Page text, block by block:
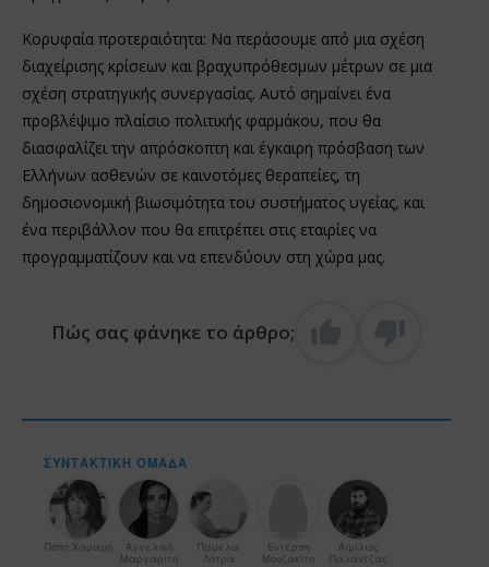
Κορυφαία προτεραιότητα: Να περάσουμε από μια σχέση
διαχείρισης κρίσεων και βραχυπρόθεσμων μέτρων σε μια
σχέση στρατηγικής συνεργασίας. Αυτό σημαίνει ένα
προβλέψιμο πλαίσιο πολιτικής φαρμάκου, που θα
διασφαλίζει την απρόσκοπτη και έγκαιρη πρόσβαση των
Ελλήνων ασθενών σε καινοτόμες θεραπείες, τη
δημοσιονομική βιωσιμότητα του συστήματος υγείας, και
ένα περιβάλλον που θα επιτρέπει στις εταιρίες να
προγραμματίζουν και να επενδύουν στη χώρα μας.
Πώς σας φάνηκε το άρθρο;
ΣΥΝΤΑΚΤΙΚΉ ΟΜΆΔΑ
Πόπη Χαραμή
Αγγελική
Μαργαρίτη
Πάμελα
Λύτρα
Ευτέρπη
Μουζακίτη
Αιμίλιος
Παλάντζας